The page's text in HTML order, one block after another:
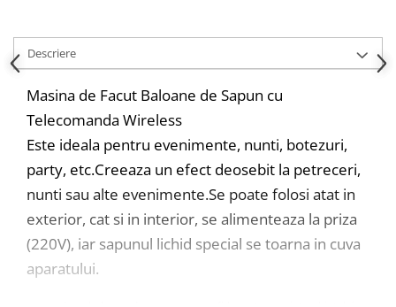
Descriere
Masina de Facut Baloane de Sapun cu
Telecomanda Wireless
Este ideala pentru evenimente, nunti, botezuri,
party, etc.Creeaza un efect deosebit la petreceri,
nunti sau alte evenimente.Se poate folosi atat in
exterior, cat si in interior, se alimenteaza la priza
(220V), iar sapunul lichid special se toarna in cuva
aparatului.